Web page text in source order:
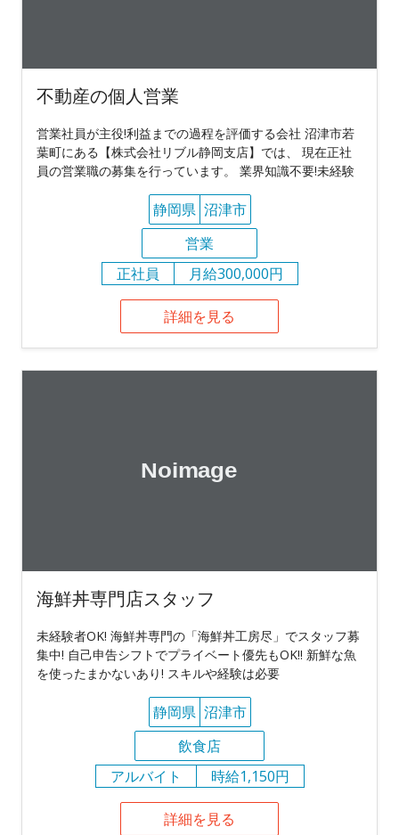
不動産の個人営業
営業社員が主役!利益までの過程を評価する会社 沼津市若
葉町にある【株式会社リブル静岡支店】では、 現在正社
員の営業職の募集を行っています。 業界知識不要!未経験
静岡県 沼津市
営業
正社員
月給300,000円
詳細を見る
海鮮丼専門店スタッフ
未経験者OK! 海鮮丼専門の「海鮮丼工房尽」でスタッフ募
集中! 自己申告シフトでプライベート優先もOK!! 新鮮な魚
を使ったまかないあり! スキルや経験は必要
静岡県 沼津市
飲食店
アルバイト
時給1,150円
詳細を見る